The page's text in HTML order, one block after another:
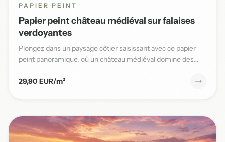
PAPIER PEINT
Papier peint château médiéval sur falaises
verdoyantes
Plongez dans un paysage côtier saisissant avec ce papier
peint panoramique, où un château médiéval domine des
29,90 EUR/m²